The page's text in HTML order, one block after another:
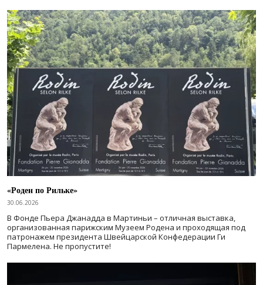
«Роден по Рильке»
30.06.2026
В Фонде Пьера Джанадда в Мартиньи – отличная выставка,
организованная парижским Музеем Родена и проходящая под
патронажем президента Швейцарской Конфедерации Ги
Пармелена. Не пропустите!